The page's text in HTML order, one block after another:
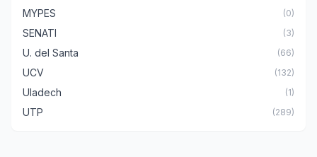
MYPES (0)
SENATI (3)
U. del Santa (66)
UCV (132)
Uladech (1)
UTP (289)